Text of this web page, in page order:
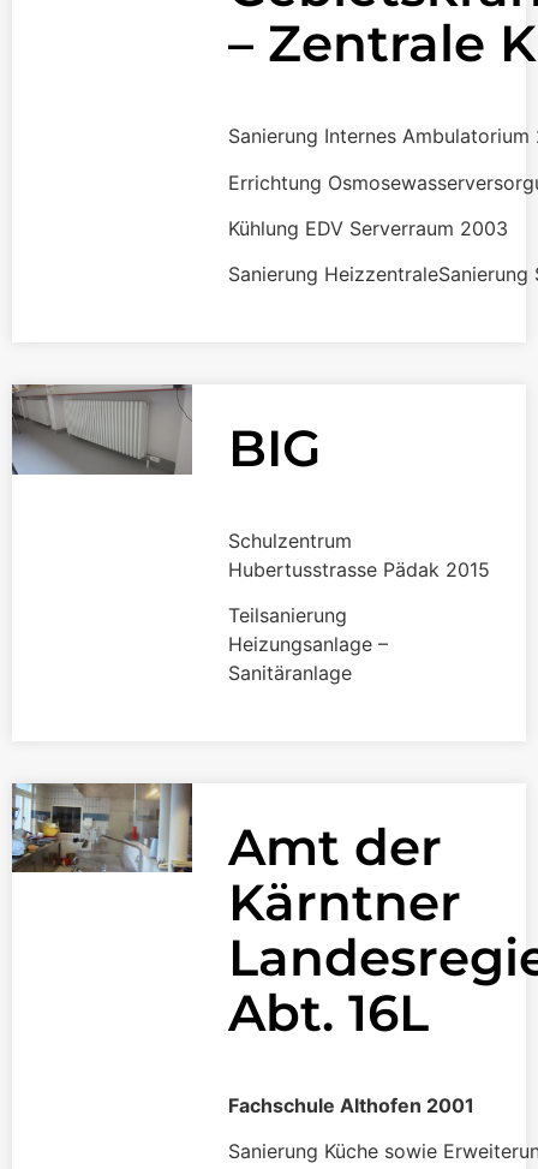
– Zentrale
Sanierung Internes Ambulatorium
Errichtung
Kühlung EDV Serverraum 2003
Sanierung HeizzentraleSanierung
BIG
Schulzentrum
Hubertusstrasse Pädak 2015
Teilsanierung
Heizungsanlage –
Sanitäranlage
Amt der
Kärntner
Abt. 16L
Fachschule Althofen 2001
Sanierung Küche sowie